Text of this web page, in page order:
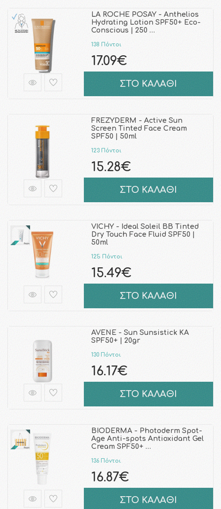
LA ROCHE POSAY - Anthelios
Hydrating Lotion SPF50+ Eco-
Conscious | 250 …
138 Πόντοι
17.09€
ΣΤΟ ΚΑΛΑΘΙ
FREZYDERM - Active Sun
Screen Tinted Face Cream
SPF50 | 50ml
123 Πόντοι
15.28€
ΣΤΟ ΚΑΛΑΘΙ
VICHY - Ideal Soleil BB Tinted
Dry Touch Face Fluid SPF50 |
50ml
125 Πόντοι
15.49€
ΣΤΟ ΚΑΛΑΘΙ
AVENE - Sun Sunsistick KA
SPF50+ | 20gr
130 Πόντοι
16.17€
ΣΤΟ ΚΑΛΑΘΙ
BIODERMA - Photoderm Spot-
Age Anti-spots Antioxidant Gel
Cream SPF50+ …
136 Πόντοι
16.87€
ΣΤΟ ΚΑΛΑΘΙ